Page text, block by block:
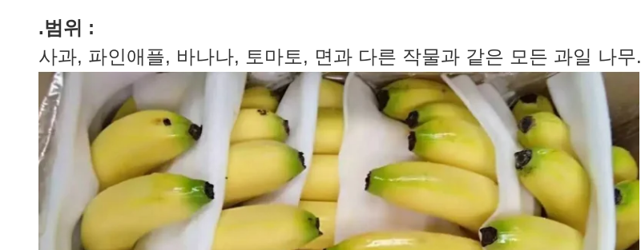
.범위 :
사과, 파인애플, 바나나, 토마토, 면과 다른 작물과 같은 모든 과일 나무.